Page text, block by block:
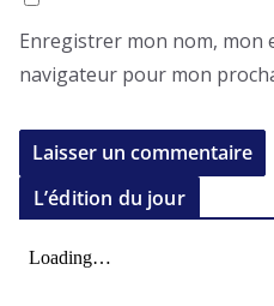
Enregistrer mon nom, mon
navigateur pour mon
L’édition du jour